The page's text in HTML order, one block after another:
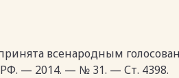
всенародным
РФ. — 2014. — № 31. — Ст. 4398.